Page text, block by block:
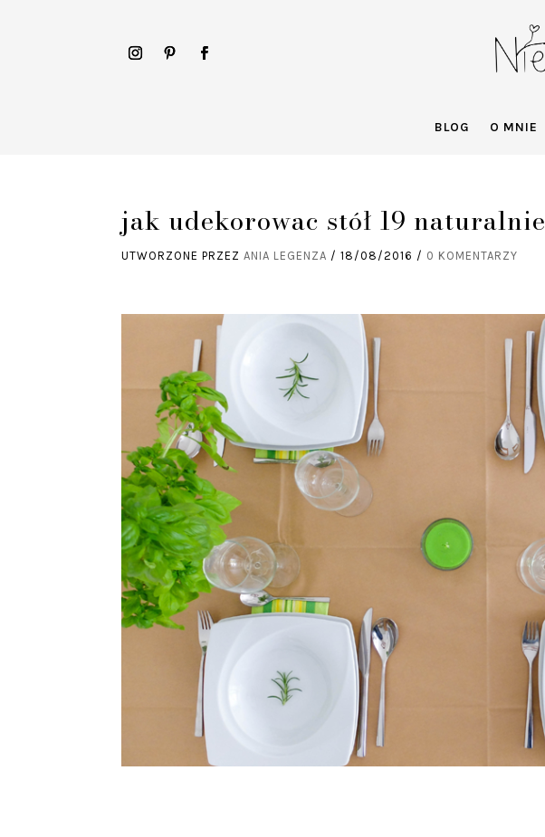
BLOG O MNIE
jak udekorowac stół 19 naturalnie
UTWORZONE PRZEZANIA LEGENZA /18/08/2016 / 0 KOMENTARZY